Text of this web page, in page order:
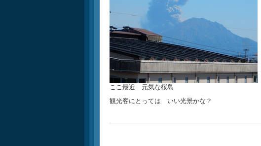
ここ最近 元気な桜島
観光客にとっては いい光景かな？